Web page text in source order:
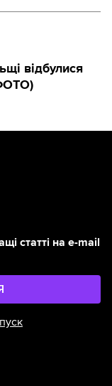
відбулися
статті на e-mail